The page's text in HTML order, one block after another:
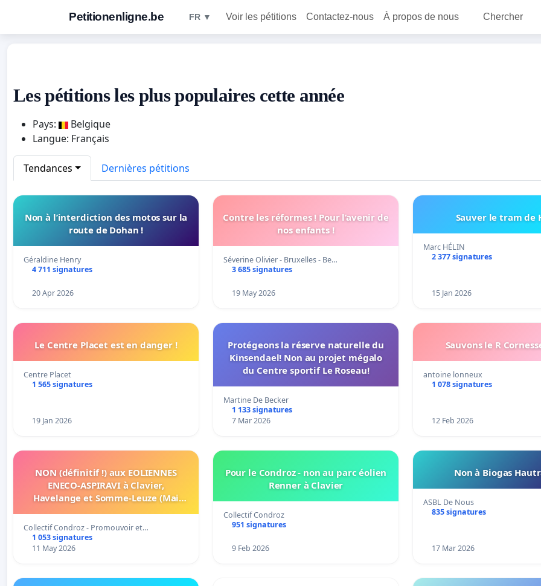
Petitionenligne.be FR ▼ Voir les pétitions Contactez-nous À propos de nous Chercher
Les pétitions les plus populaires cette année
Pays:
Belgique
Langue: Français
Tendances Dernières pétitions
Non à l’interdiction des motos sur la
route de Dohan !
Géraldine Henry
4 711 signatures
20 Apr 2026
Contre les réformes ! Pour l’avenir de
nos enfants !
Séverine Olivier - Bruxelles - Be…
3 685 signatures
19 May 2026
Sauver le tram de
Marc HÉLIN
2 377 signatures
15 Jan 2026
Le Centre Placet est en danger !
Centre Placet
1 565 signatures
19 Jan 2026
Protégeons la réserve naturelle du
Kinsendael! Non au projet mégalo
du Centre sportif Le Roseau!
Martine De Becker
1 133 signatures
7 Mar 2026
Sauvons le R
antoine lonneux
1 078 signatures
12 Feb 2026
NON (définitif !) aux EOLIENNES
ENECO-ASPIRAVI à Clavier,
Havelange et Somme-Leuze (Mai
Collectif Condroz - Promouvoir et…
1 053 signatures
11 May 2026
Pour le Condroz - non au parc éolien
Renner à Clavier
Collectif Condroz
951 signatures
9 Feb 2026
Non à Biogas
ASBL De Nous
835 signatures
17 Mar 2026